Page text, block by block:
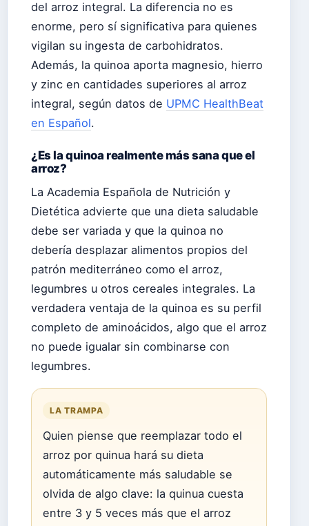
del arroz integral. La diferencia no es
enorme, pero sí significativa para quienes
vigilan su ingesta de carbohidratos.
Además, la quinoa aporta magnesio, hierro
y zinc en cantidades superiores al arroz
integral, según datos de UPMC HealthBeat
en Español.
¿Es la quinoa realmente más sana que el
arroz?
La Academia Española de Nutrición y
Dietética advierte que una dieta saludable
debe ser variada y que la quinoa no
debería desplazar alimentos propios del
patrón mediterráneo como el arroz,
legumbres u otros cereales integrales. La
verdadera ventaja de la quinoa es su perfil
completo de aminoácidos, algo que el arroz
no puede igualar sin combinarse con
legumbres.
LA TRAMPA
Quien piense que reemplazar todo el
arroz por quinua hará su dieta
automáticamente más saludable se
olvida de algo clave: la quinua cuesta
entre 3 y 5 veces más que el arroz